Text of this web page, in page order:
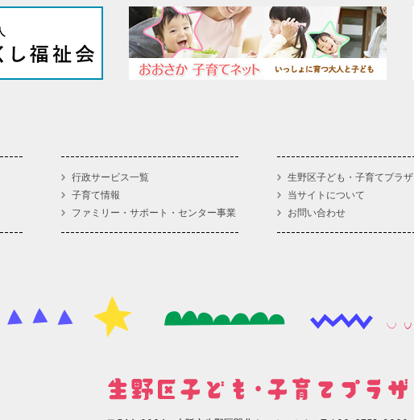
行政サービス一覧
子育て情報
ファミリー・サポート・センター事業
生野区子ども・子育てプラザ
当サイトについて
お問い合わせ